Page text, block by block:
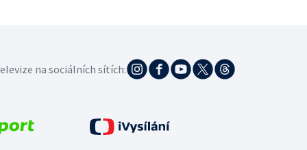
na sociálních sítích: